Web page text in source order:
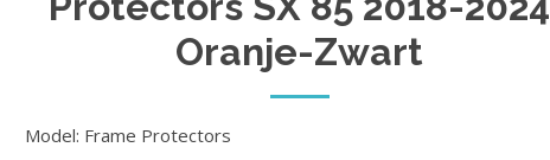
Oranje-Zwart
Model: Frame Protectors